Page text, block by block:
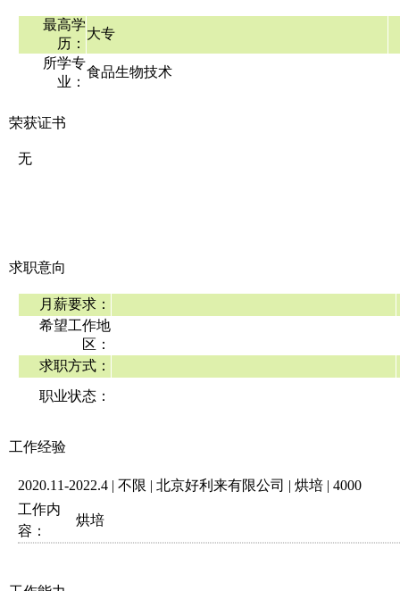
最高学
历：
大专
所学专
业：
食品生物技术
荣获证书
无
求职意向
月薪要求：
希望工作地
区：
求职方式：
职业状态：
工作经验
2020.11-2022.4 | 不限 | 北京好利来有限公司 | 烘培 | 4000
工作内
容：
烘培